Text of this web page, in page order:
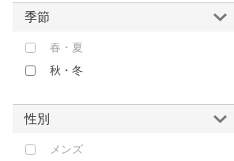
アンダーアーマー｜UNDER
ARMOUR
エバニュー｜EVERNEW
カステルバジャック｜
ピンク
その他
季節
春・夏
秋・冬
性別
メンズ